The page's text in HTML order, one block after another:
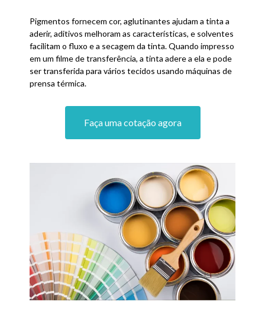
Pigmentos fornecem cor, aglutinantes ajudam a tinta a
aderir, aditivos melhoram as características, e solventes
facilitam o fluxo e a secagem da tinta. Quando impresso
em um filme de transferência, a tinta adere a ela e pode
ser transferida para vários tecidos usando máquinas de
prensa térmica.
Faça uma cotação agora